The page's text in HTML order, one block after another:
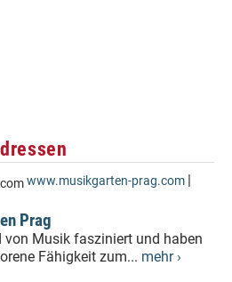
www.musikgarten-prag.com |
Prag
von Musik fasziniert und haben
Fähigkeit zum... mehr ›